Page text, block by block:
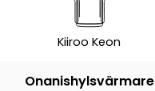
Kiiroo Keon
Onanishyls­värmare